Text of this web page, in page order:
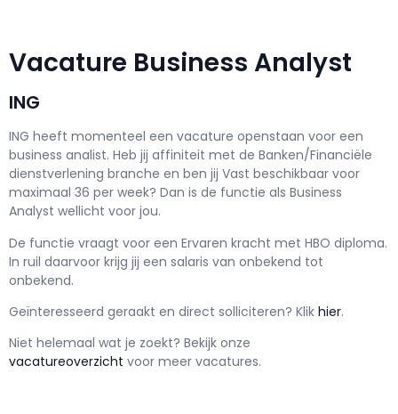
Vacature Business Analyst
ING
ING heeft momenteel een vacature openstaan voor een
business analist. Heb jij affiniteit met de Banken/Financiële
dienstverlening branche en ben jij Vast beschikbaar voor
maximaal 36 per week? Dan is de functie als Business
Analyst wellicht voor jou.
De functie vraagt voor een Ervaren kracht met HBO diploma.
In ruil daarvoor krijg jij een salaris van onbekend tot
onbekend.
Geïnteresseerd geraakt en direct solliciteren? Klik hier.
Niet helemaal wat je zoekt? Bekijk onze
vacatureoverzicht voor meer vacatures.